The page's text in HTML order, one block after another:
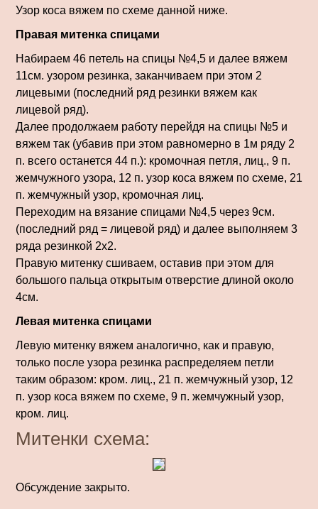
Узор коса вяжем по схеме данной ниже.
Правая митенка спицами
Набираем 46 петель на спицы №4,5 и далее вяжем
11см. узором резинка, заканчиваем при этом 2
лицевыми (последний ряд резинки вяжем как
лицевой ряд).
Далее продолжаем работу перейдя на спицы №5 и
вяжем так (убавив при этом равномерно в 1м ряду 2
п. всего останется 44 п.): кромочная петля, лиц., 9 п.
жемчужного узора, 12 п. узор коса вяжем по схеме, 21
п. жемчужный узор, кромочная лиц.
Переходим на вязание спицами №4,5 через 9см.
(последний ряд = лицевой ряд) и далее выполняем 3
ряда резинкой 2х2.
Правую митенку сшиваем, оставив при этом для
большого пальца открытым отверстие длиной около
4см.
Левая митенка спицами
Левую митенку вяжем аналогично, как и правую,
только после узора резинка распределяем петли
таким образом: кром. лиц., 21 п. жемчужный узор, 12
п. узор коса вяжем по схеме, 9 п. жемчужный узор,
кром. лиц.
Митенки схема:
Обсуждение закрыто.